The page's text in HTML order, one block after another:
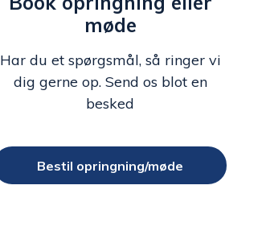
møde
Har du et spørgsmål, så ringer vi
dig gerne op. Send os blot en
besked
Bestil opringning/møde